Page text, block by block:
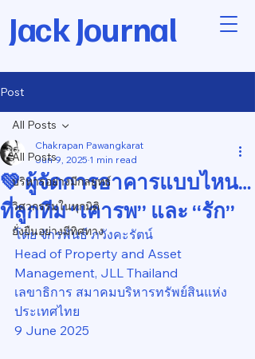
Jack Journal
Post
All Posts
บริหารอย่างมีกลยุทธ์
วิศวกรรมในทุกมิติ
ยั่งยืนอย่างมีทิศทาง
All Posts
💚 ผู้จัดการอาคารแบบไหน…
ที่ลูกทีม “เคารพ” และ “รัก”
Chakrapan Pawangkarat
Jun 9, 2025 1 min read
โดย จักรพันธ์ ภวังคะรัตน์
Head of Property and Asset
Management, JLL Thailand
เลขาธิการ สมาคมบริหารทรัพย์สินแห่ง
ประเทศไทย
9 June 2025